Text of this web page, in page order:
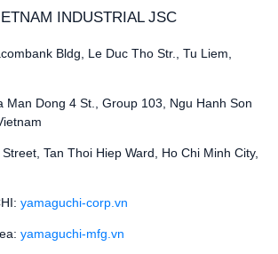
INDUSTRIAL JSC
Bldg, Le Duc Tho Str., Tu Liem,
Man Dong 4 St., Group 103, Ngu Hanh Son
Tan Thoi Hiep Ward, Ho Chi Minh City,
yamaguchi-corp.vn
yamaguchi-mfg.vn